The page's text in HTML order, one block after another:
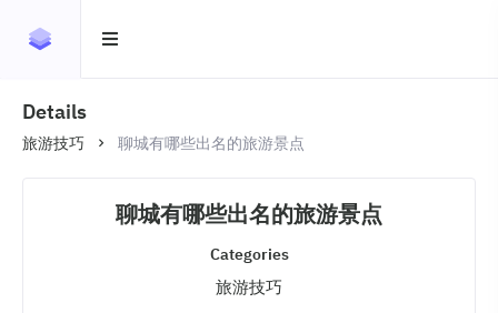
Details
旅游技巧 聊城有哪些出名的旅游景点
聊城有哪些出名的旅游景点
Categories
旅游技巧